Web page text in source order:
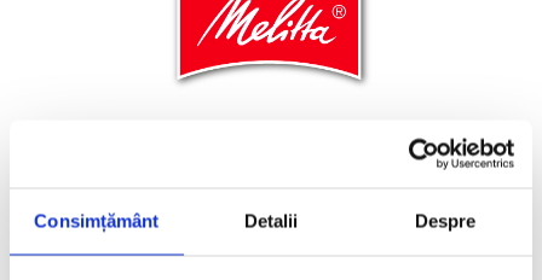
Consimțământ Detalii Despre